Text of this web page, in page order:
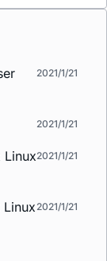
2021/1/21
2021/1/21
Linux2021/1/21
Linux 2021/1/21